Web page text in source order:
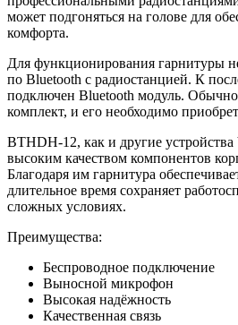
может подгоняться на голове для
комфорта.
Для функционирования гарнитуры
по Bluetooth с радиостанцией. К
подключен Bluetooth модуль.
комплект, и его необходимо
BTHDH-12, как и другие устройства
высоким качеством компонентов
Благодаря им гарнитура
длительное время сохраняет
сложных условиях.
Преимущества:
Беспроводное подключение
Выносной микрофон
Высокая надёжность
Качественная связь